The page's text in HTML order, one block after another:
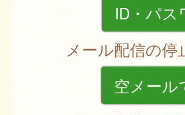
ID・パス
メール配信の
空メール